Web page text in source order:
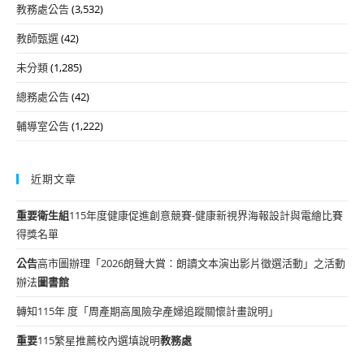
教務處公告(3,532)
教師甄選(42)
未分類(1,285)
總務處公告(42)
輔導室公告(1,222)
近期文章
重要衛生組115年度健康促進創意競賽-健康新視界海報設計與電繪比賽
得獎名單
公告高市圖辦理「2026朗聲大賞：朗讀文本演出影片徵選活動」之活動
辦法圖書館
轉知115年 度「周產期高風險孕產婦追蹤關懷計畫說明」
重要115繁星推薦校內選填說明教務處